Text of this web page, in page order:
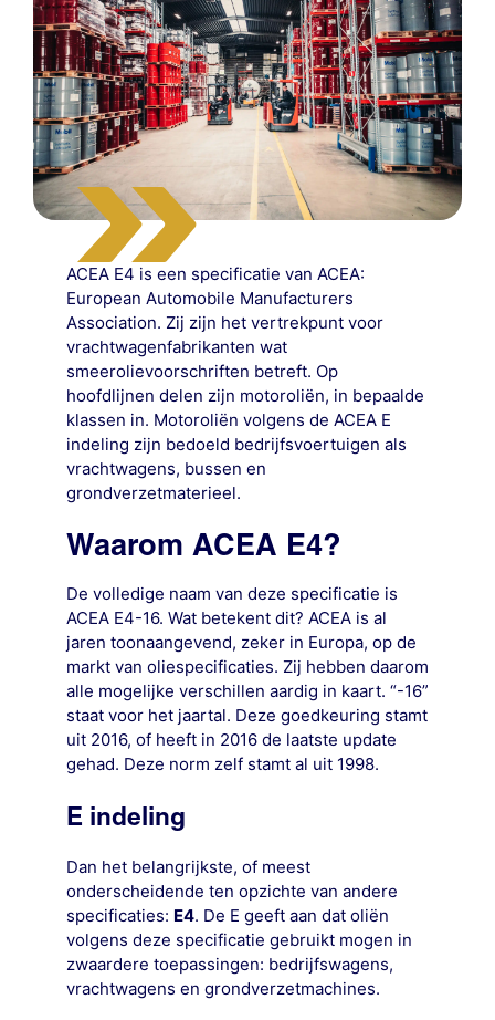
ACEA E4 is een specificatie van ACEA:
European Automobile Manufacturers
Association. Zij zijn het vertrekpunt voor
vrachtwagenfabrikanten wat
smeerolievoorschriften betreft. Op
hoofdlijnen delen zijn motoroliën, in bepaalde
klassen in. Motoroliën volgens de ACEA E
indeling zijn bedoeld bedrijfsvoertuigen als
vrachtwagens, bussen en
grondverzetmaterieel.
Waarom ACEA E4?
De volledige naam van deze specificatie is
ACEA E4-16. Wat betekent dit? ACEA is al
jaren toonaangevend, zeker in Europa, op de
markt van oliespecificaties. Zij hebben daarom
alle mogelijke verschillen aardig in kaart. “-16”
staat voor het jaartal. Deze goedkeuring stamt
uit 2016, of heeft in 2016 de laatste update
gehad. Deze norm zelf stamt al uit 1998.
E indeling
Dan het belangrijkste, of meest
onderscheidende ten opzichte van andere
specificaties: E4. De E geeft aan dat oliën
volgens deze specificatie gebruikt mogen in
zwaardere toepassingen: bedrijfswagens,
vrachtwagens en grondverzetmachines.